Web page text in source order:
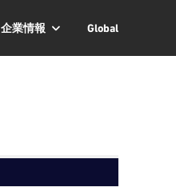
企業情報 Global